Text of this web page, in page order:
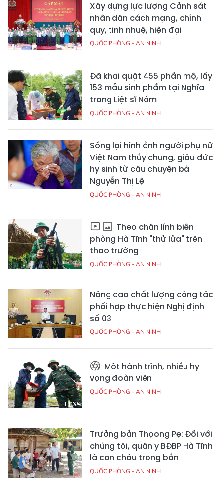
Xây dựng lực lượng Cảnh sát
nhân dân cách mạng, chính
quy, tinh nhuệ, hiện đại
QUỐC PHÒNG - AN NINH
Đã khai quật 455 phần mộ, lấy
153 mẫu sinh phẩm tại Nghĩa
trang Liệt sĩ Nầm
QUỐC PHÒNG - AN NINH
Sống lại hình ảnh người phụ nữ
Việt Nam thủy chung, giàu đức
hy sinh từ câu chuyện bà
Nguyễn Thị Lệ
QUỐC PHÒNG - AN NINH
Theo chân lính biên
phòng Hà Tĩnh "thử lửa" trên
thao trường
QUỐC PHÒNG - AN NINH
Nâng cao chất lượng công tác
phối hợp thực hiện Nghị định
số 03
QUỐC PHÒNG - AN NINH
Một hành trình, nhiều hy
vọng đoàn viên
QUỐC PHÒNG - AN NINH
Trưởng bản Thọong Pẹ: Đối với
chúng tôi, quân y BĐBP Hà Tĩnh
là con cháu trong bản
QUỐC PHÒNG - AN NINH